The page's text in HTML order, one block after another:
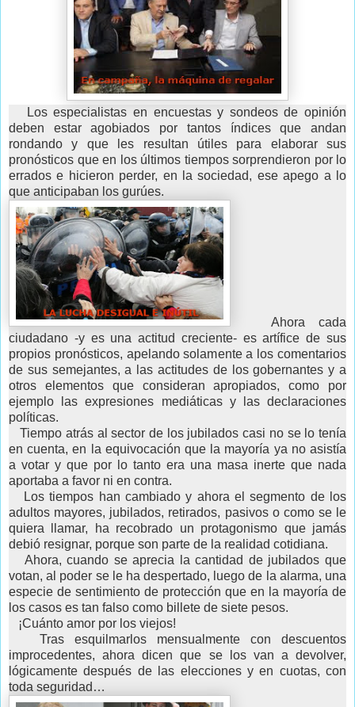
Los especialistas en encuestas y sondeos de opinión
deben estar agobiados por tantos índices que andan
rondando y que les resultan útiles para elaborar sus
pronósticos que en los últimos tiempos sorprendieron por lo
errados e hicieron perder, en la sociedad, ese apego a lo
que anticipaban los gurúes.
Ahora cada
ciudadano -y es una actitud creciente- es artífice de sus
propios pronósticos, apelando solamente a los comentarios
de sus semejantes, a las actitudes de los gobernantes y a
otros elementos que consideran apropiados, como por
ejemplo las expresiones mediáticas y las declaraciones
políticas.
Tiempo atrás al sector de los jubilados casi no se lo tenía
en cuenta, en la equivocación que la mayoría ya no asistía
a votar y que por lo tanto era una masa inerte que nada
aportaba a favor ni en contra.
Los tiempos han cambiado y ahora el segmento de los
adultos mayores, jubilados, retirados, pasivos o como se le
quiera llamar, ha recobrado un protagonismo que jamás
debió resignar, porque son parte de la realidad cotidiana.
Ahora, cuando se aprecia la cantidad de jubilados que
votan, al poder se le ha despertado, luego de la alarma, una
especie de sentimiento de protección que en la mayoría de
los casos es tan falso como billete de siete pesos.
¡Cuánto amor por los viejos!
Tras esquilmarlos mensualmente con descuentos
improcedentes, ahora dicen que se los van a devolver,
lógicamente después de las elecciones y en cuotas, con
toda seguridad…